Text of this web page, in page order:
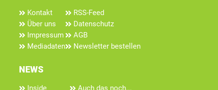
Kontakt
Über uns
Impressum
Mediadaten
RSS-Feed
Datenschutz
AGB
Newsletter bestellen
NEWS
Inside Auch das noch...